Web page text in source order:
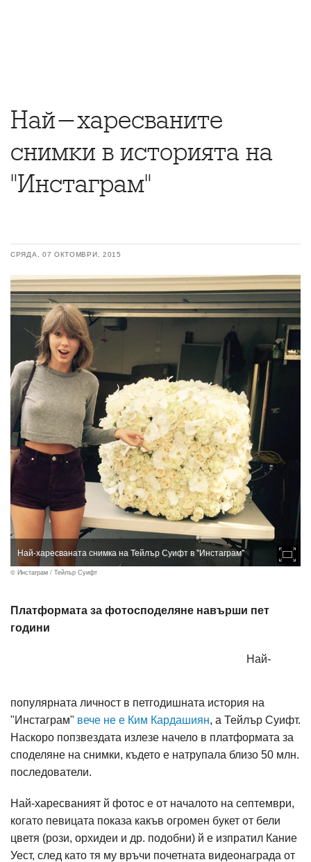
Най-харесваните
снимки в историята на
"Инстаграм"
СРЯДА, 07 ОКТОМВРИ, 2015
Най-харесваната снимка на Тейлър Суифт в "Инстаграм"
© Инстаграм / Тейлър Суифт
Платформата за фотосподеляне навърши пет
години
Най-
популярната личност в петгодишната история на
"Инстаграм" вече не е Ким Кардашиян, а Тейлър Суифт.
Наскоро попзвездата излезе начело в платформата за
споделяне на снимки, където е натрупала близо 50 млн.
последователи.
Най-харесваният й фотос е от началото на септември,
когато певицата показа какъв огромен букет от бели
цветя (рози, орхидеи и др. подобни) й е изпратил Кание
Уест, след като тя му връчи почетната видеонаграда от